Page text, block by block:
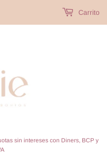
sin intereses con Diners, BCP y
Carrito